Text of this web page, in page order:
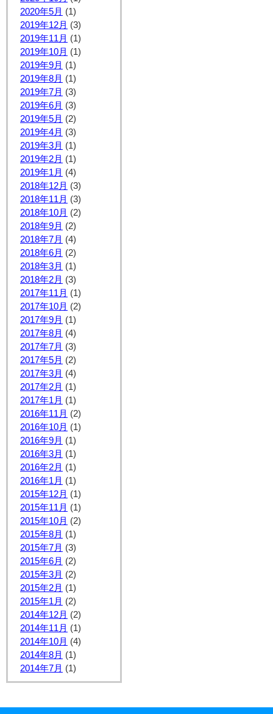
2020年5月 (1)
2019年12月 (3)
2019年11月 (1)
2019年10月 (1)
2019年9月 (1)
2019年8月 (1)
2019年7月 (3)
2019年6月 (3)
2019年5月 (2)
2019年4月 (3)
2019年3月 (1)
2019年2月 (1)
2019年1月 (4)
2018年12月 (3)
2018年11月 (3)
2018年10月 (2)
2018年9月 (2)
2018年7月 (4)
2018年6月 (2)
2018年3月 (1)
2018年2月 (3)
2017年11月 (1)
2017年10月 (2)
2017年9月 (1)
2017年8月 (4)
2017年7月 (3)
2017年5月 (2)
2017年3月 (4)
2017年2月 (1)
2017年1月 (1)
2016年11月 (2)
2016年10月 (1)
2016年9月 (1)
2016年3月 (1)
2016年2月 (1)
2016年1月 (1)
2015年12月 (1)
2015年11月 (1)
2015年10月 (2)
2015年8月 (1)
2015年7月 (3)
2015年6月 (2)
2015年3月 (2)
2015年2月 (1)
2015年1月 (2)
2014年12月 (2)
2014年11月 (1)
2014年10月 (4)
2014年8月 (1)
2014年7月 (1)